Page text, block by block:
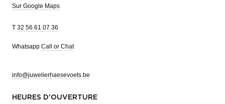
Sur Google Maps
T 32 56 61 07 36
Whatsapp Call or Chat
info@juwelierhaesevoets.be
HEURES D'OUVERTURE